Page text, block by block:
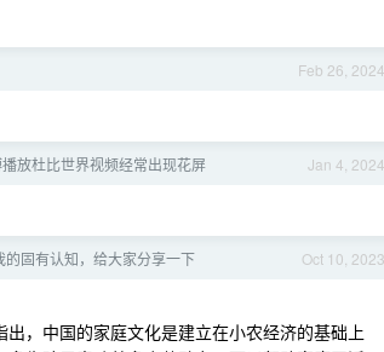
Feb 26, 2024
Jan 4, 2024
放杜比世界视频经常出现花屏
Oct 10, 2023
固有认知，给大家分享一下
，中国的家庭文化是建立在小农经济的基础上